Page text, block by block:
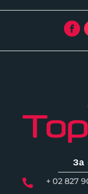
За
 + 02 827